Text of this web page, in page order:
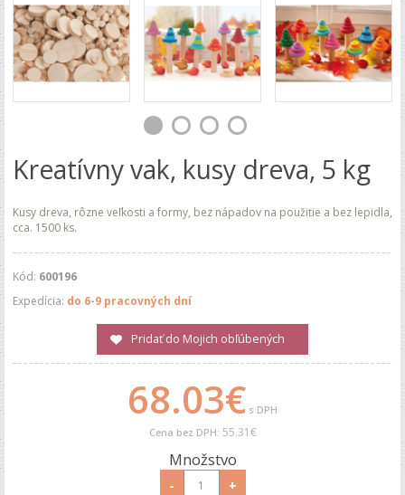
Kreatívny vak, kusy dreva, 5 kg
Kusy dreva, rôzne veľkosti a formy, bez nápadov na použitie a bez lepidla,
cca. 1500 ks.
Kód: 600196
Expedícia: do 6-9 pracovných dní
Pridať do Mojich obľúbených
68.03€ s DPH
Cena bez DPH: 55.31€
Množstvo
- +